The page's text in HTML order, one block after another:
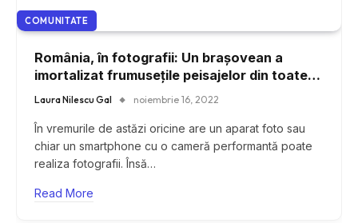
COMUNITATE
România, în fotografii: Un brașovean a
imortalizat frumusețile peisajelor din toate
colțurile țării
Laura Nilescu Gal noiembrie 16, 2022
În vremurile de astăzi oricine are un aparat foto sau
chiar un smartphone cu o cameră performantă poate
realiza fotografii. Însă…
Read More